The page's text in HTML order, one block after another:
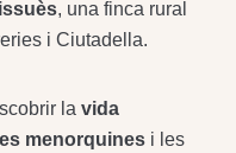
, una finca rural
i Ciutadella.
la vida
menorquines i les